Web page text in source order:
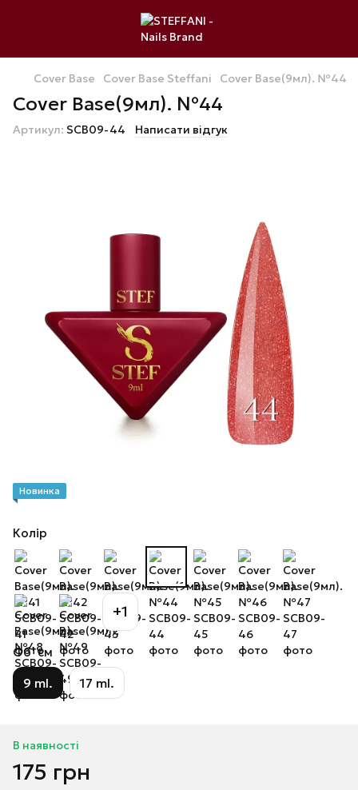
Cover Base Cover Base Steffani Cover Base(9мл). №44
Cover Base(9мл). №44
Артикул: SCB09-44 Написати відгук
Новинка
Колір
+1
Об`єм
9 ml. 17 ml.
В наявності
175 грн